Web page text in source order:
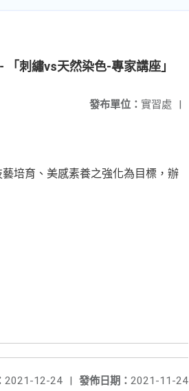
刺繡vs天然染色-專家講座」
發布單位： 實習處 |
培育、美感素養之強化為目標，辦
發佈日期： 2021-11-24
2021-12-24 |